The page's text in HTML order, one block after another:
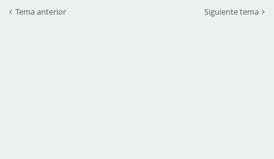
Tema anterior Siguiente tema